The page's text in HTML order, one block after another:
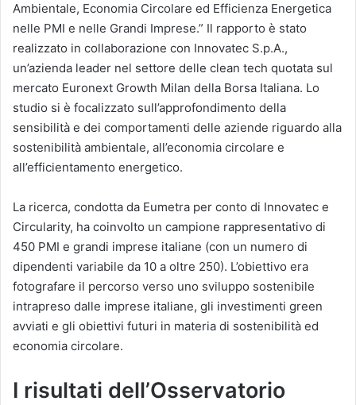
Ambientale, Economia Circolare ed Efficienza Energetica
nelle PMI e nelle Grandi Imprese.” Il rapporto è stato
realizzato in collaborazione con Innovatec S.p.A.,
un’azienda leader nel settore delle clean tech quotata sul
mercato Euronext Growth Milan della Borsa Italiana. Lo
studio si è focalizzato sull’approfondimento della
sensibilità e dei comportamenti delle aziende riguardo alla
sostenibilità ambientale, all’economia circolare e
all’efficientamento energetico.
La ricerca, condotta da Eumetra per conto di Innovatec e
Circularity, ha coinvolto un campione rappresentativo di
450 PMI e grandi imprese italiane (con un numero di
dipendenti variabile da 10 a oltre 250). L’obiettivo era
fotografare il percorso verso uno sviluppo sostenibile
intrapreso dalle imprese italiane, gli investimenti green
avviati e gli obiettivi futuri in materia di sostenibilità ed
economia circolare.
I risultati dell’Osservatorio